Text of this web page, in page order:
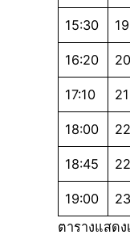
15:30
16:20
17:10
18:00
18:45
19:00
ตารางแสด